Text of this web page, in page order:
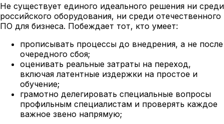
Не существует единого идеального решения ни среди
российского оборудования, ни среди отечественного
ПО для бизнеса. Побеждает тот, кто умеет:
прописывать процессы до внедрения, а не после
очередного сбоя;
оценивать реальные затраты на переход,
включая латентные издержки на простое и
обучение;
грамотно делегировать специальные вопросы
профильным специалистам и проверять каждое
важное звено напрямую;